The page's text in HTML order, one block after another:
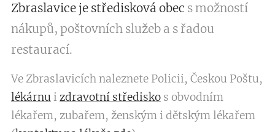
Zbraslavice je středisková obec s možností
nákupů, poštovních služeb a s řadou
restaurací.
Ve Zbraslavicíchnaleznete Policii, Českou Poštu,
lékárnu i zdravotní středisko s obvodním
lékařem, zubařem, ženským i dětským lékařem